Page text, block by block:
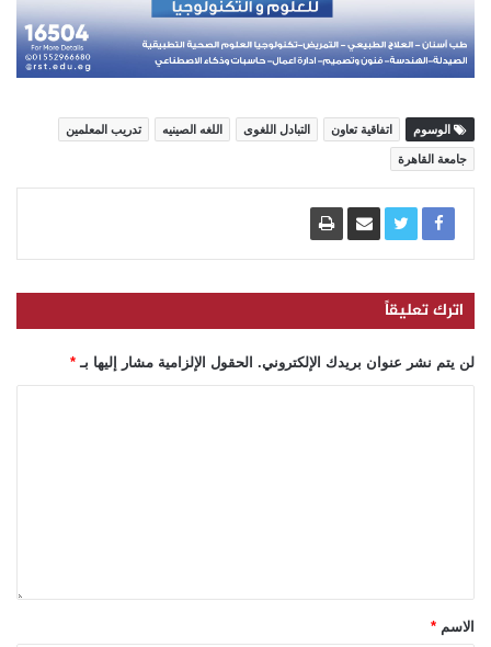
الوسوم اتفاقية تعاون التبادل اللغوى اللغه الصينيه تدريب المعلمين
جامعة القاهرة
اترك تعليقاً
لن يتم نشر عنوان بريدك الإلكتروني. الحقول الإلزامية مشار إليها بـ *
الاسم *